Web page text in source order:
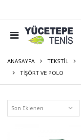
ANASAYFA TEKSTIL
TIŞÖRT VE POLO